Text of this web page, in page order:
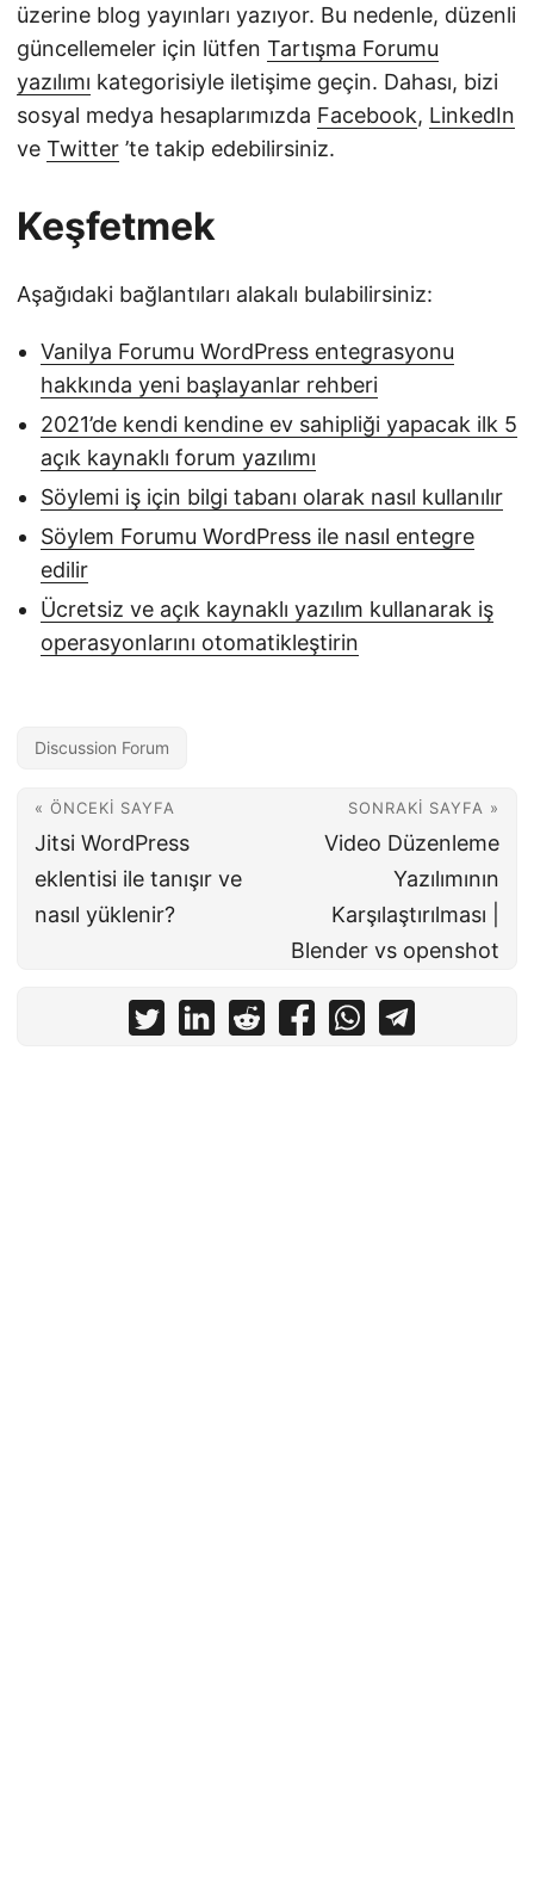
üzerine blog yayınları yazıyor. Bu nedenle, düzenli
güncellemeler için lütfen Tartışma Forumu
yazılımı kategorisiyle iletişime geçin. Dahası, bizi
sosyal medya hesaplarımızda Facebook, LinkedIn
ve Twitter ’te takip edebilirsiniz.
Keşfetmek
Aşağıdaki bağlantıları alakalı bulabilirsiniz:
Vanilya Forumu WordPress entegrasyonu
hakkında yeni başlayanlar rehberi
2021’de kendi kendine ev sahipliği yapacak ilk 5
açık kaynaklı forum yazılımı
Söylemi iş için bilgi tabanı olarak nasıl kullanılır
Söylem Forumu WordPress ile nasıl entegre
edilir
Ücretsiz ve açık kaynaklı yazılım kullanarak iş
operasyonlarını otomatikleştirin
Discussion Forum
« ÖNCEKI SAYFA
Jitsi WordPress
eklentisi ile tanışır ve
nasıl yüklenir?
SONRAKI SAYFA »
Video Düzenleme
Yazılımının
Karşılaştırılması |
Blender vs openshot